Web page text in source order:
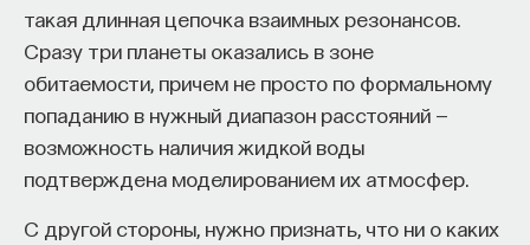
такая длинная цепочка взаимных резонансов.
Сразу три планеты оказались в зоне
обитаемости, причем не просто по формальному
попаданию в нужный диапазон расстояний —
возможность наличия жидкой воды
подтверждена моделированием их атмосфер.
С другой стороны, нужно признать, что ни о каких